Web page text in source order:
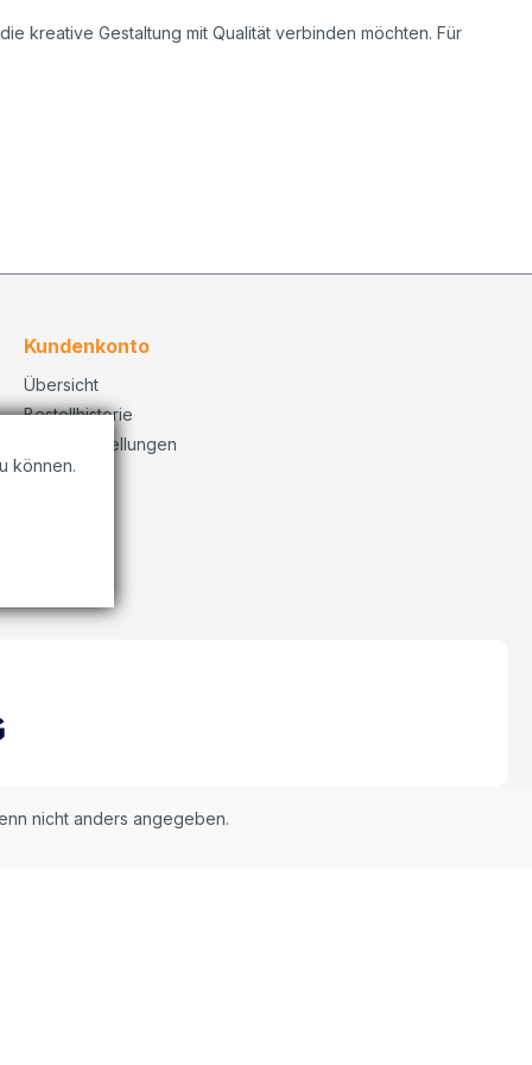
kreative Gestaltung mit Qualität verbinden möchten. Für
Kundenkonto
Übersicht
Bestellhistorie
Konto Einstellungen
nicht anders angegeben.
können.